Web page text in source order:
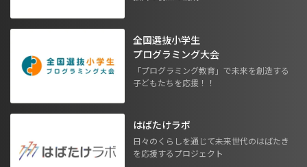
全国選抜小学生
プログラミング大会
「プログラミング教育」で未来を創造する
子どもたちを応援！！
はばたけラボ
日々のくらしを通じて未来世代のはばたき
を応援するプロジェクト